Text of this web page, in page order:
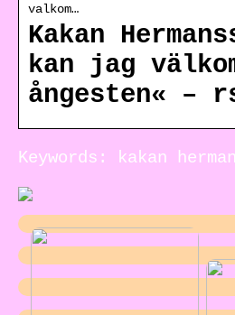
valkom…
Kakan
kan jag
ångesten« –
Keywords: kakan